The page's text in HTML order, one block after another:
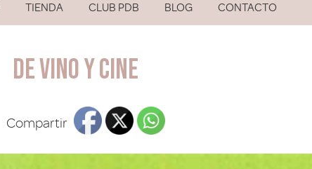
TIENDA CLUB PDB BLOG CONTACTO
He olvidado mi contraseña
De vino y cine
Compartir